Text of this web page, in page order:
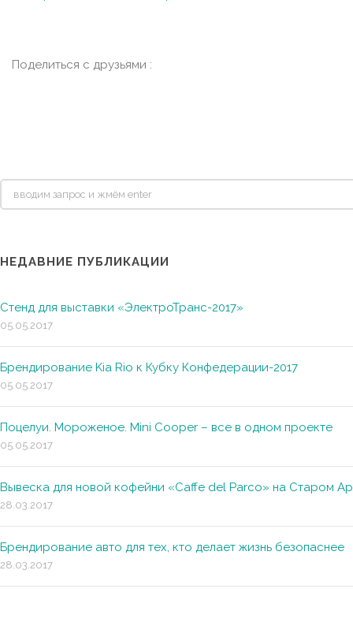
Поделиться с друзьями :
НЕДАВНИЕ ПУБЛИКАЦИИ
Стенд для выставки «ЭлектроТранс-2017»
05.05.2017
Брендирование Kia Rio к Кубку Конфедерации-2017
05.05.2017
Поцелуи. Мороженое. Mini Cooper – все в одном проекте
05.05.2017
Вывеска для новой кофейни «Caffe del Parco» на Старом
28.03.2017
Брендирование авто для тех, кто делает жизнь безопаснее
28.03.2017